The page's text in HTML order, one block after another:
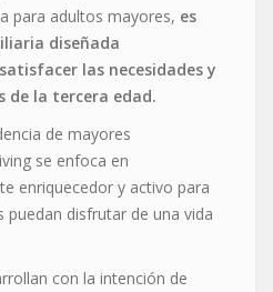
para adultos mayores, es
diseñada
las necesidades y
de la tercera edad.
de mayores
se enfoca en
enriquecedor y activo para
disfrutar de una vida
con la intención de